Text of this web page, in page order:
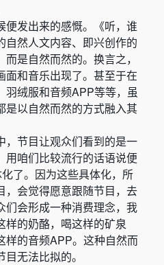
便发出来的感慨。《听，谁
自然人文内容、即兴创作的
是自然而然的。换言之，
面和音乐出现了。甚至于在
羽绒服和音频APP等等，虽
是以自然而然的方式融入其
，节目让观众们看到的是一
用咱们比较流行的话语说便
了。因为这些具体化，所
，会觉得愿意跟随节目，去
们会形成一种消费理念，我
样的奶酪，喝这样的矿泉
样的音频APP。这种自然而
无法比拟的。